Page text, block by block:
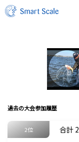
過去の大会参加履歴
2位
合計